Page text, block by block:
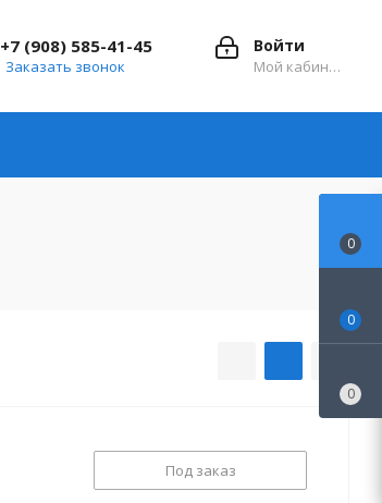
Войти
Мой кабинет
+7 (908) 585-41-45
Заказать звонок
Под заказ
0
0
0